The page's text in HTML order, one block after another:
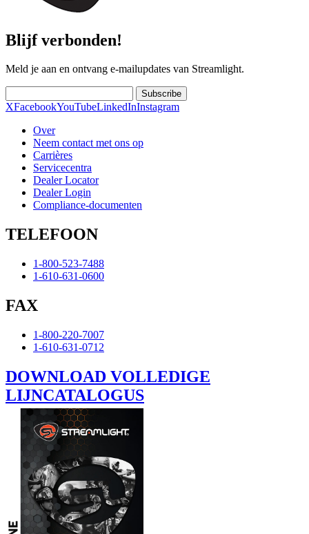
Blijf verbonden!
Meld je aan en ontvang e-mailupdates van Streamlight.
Subscribe
XFacebookYouTubeLinkedInInstagram
Over
Neem contact met ons op
Carrières
Servicecentra
Dealer Locator
Dealer Login
Compliance-documenten
TELEFOON
1-800-523-7488
1-610-631-0600
FAX
1-800-220-7007
1-610-631-0712
DOWNLOAD VOLLEDIGE
LIJNCATALOGUS